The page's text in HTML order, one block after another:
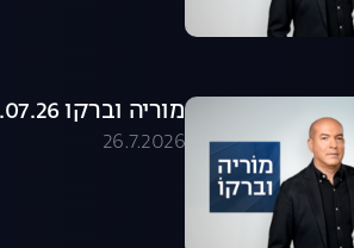
מוריה וברקו 26.07.26 - התכנית המלאה
26.7.2026